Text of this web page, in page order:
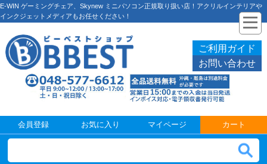
E-WIN ゲーミングチェア、Skynew ミニパソコン正規取り扱い店！アクリルインテリアや
インクジェットメディアもお任せください！
ご利用ガイド
お問い合わせ
会員登録 お気に入り マイページ カート